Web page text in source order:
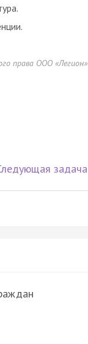
права ООО «Легион»
задача